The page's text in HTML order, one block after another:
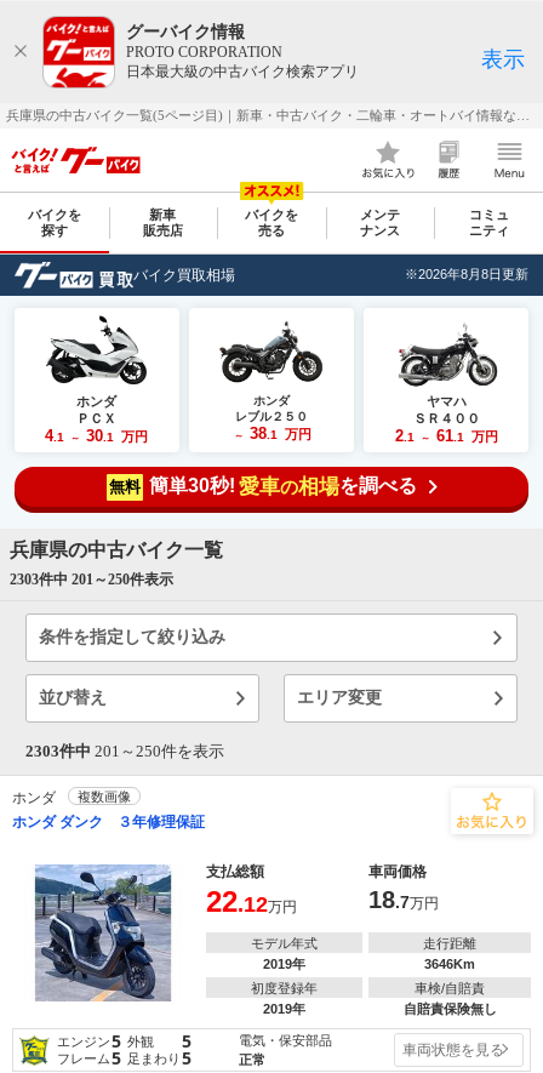
グーバイク情報
PROTO CORPORATION
日本最大級の中古バイク検索アプリ
表示
バイクを
探す
新車
販売店
バイクを
売る
メンテ
ナンス
コミュ
ニティ
バイク買取相場 ※2026年8月8日更新
ホンダ
ＰＣＸ
4.1 ～ 30 .1 万円
ホンダ
レブル２５０
～ 38.1 万円
ヤマハ
ＳＲ４００
2.1 ～ 61.1 万円
無料 簡単30秒! 愛車の相場を調べる
兵庫県の中古バイク一覧
2303件中 201～250件表示
条件を指定して絞り込み
並び替え エリア変更
2303件中 201～ 250件を表示
ホンダ 複数画像
ホンダ ダンク ３年修理保証
支払総額 車両価格
22.12万円 18.7万円
モデル年式
2019年
走行距離
3646Km
初度登録年
2019年
車検/自賠責
自賠責保険無し
エンジン5 外観 5
フレーム5 足まわり 5
電気・保安部品
正常
車両状態を見る